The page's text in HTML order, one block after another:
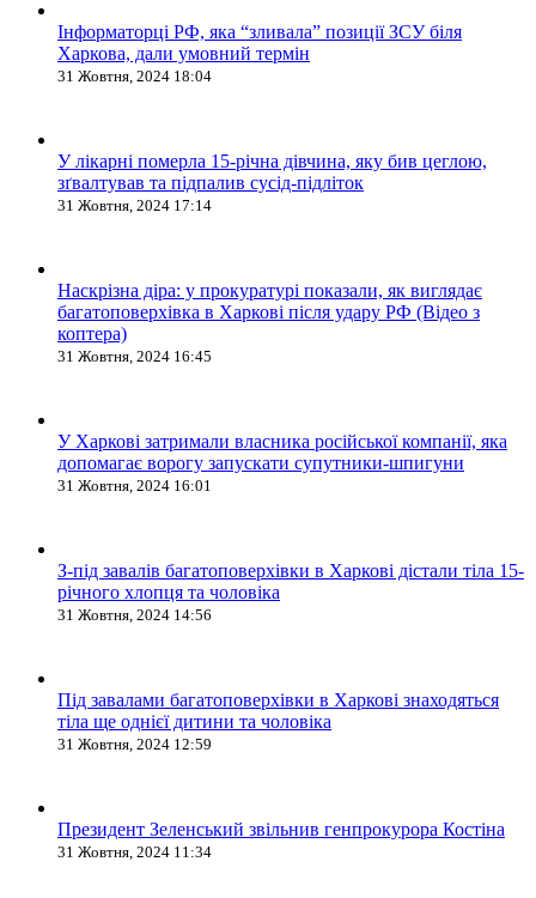
Інформаторці РФ, яка “зливала” позиції ЗСУ біля
Харкова, дали умовний термін
31 Жовтня, 2024 18:04
У лікарні померла 15-річна дівчина, яку бив цеглою,
зґвалтував та підпалив сусід-підліток
31 Жовтня, 2024 17:14
Наскрізна діра: у прокуратурі показали, як виглядає
багатоповерхівка в Харкові після удару РФ (Відео з
коптера)
31 Жовтня, 2024 16:45
У Харкові затримали власника російської компанії, яка
допомагає ворогу запускати супутники-шпигуни
31 Жовтня, 2024 16:01
З-під завалів багатоповерхівки в Харкові дістали тіла 15-
річного хлопця та чоловіка
31 Жовтня, 2024 14:56
Під завалами багатоповерхівки в Харкові знаходяться
тіла ще однієї дитини та чоловіка
31 Жовтня, 2024 12:59
Президент Зеленський звільнив генпрокурора Костіна
31 Жовтня, 2024 11:34